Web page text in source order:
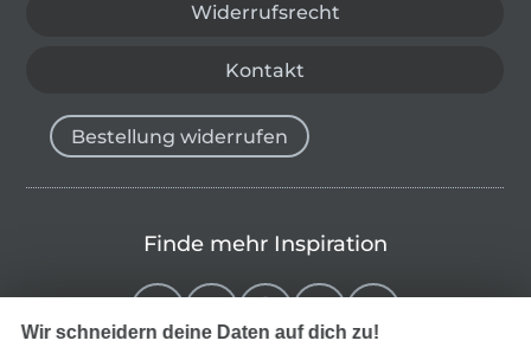
Widerrufsrecht
Kontakt
Bestellung widerrufen
Finde mehr Inspiration
Wir schneidern deine Daten auf dich zu!